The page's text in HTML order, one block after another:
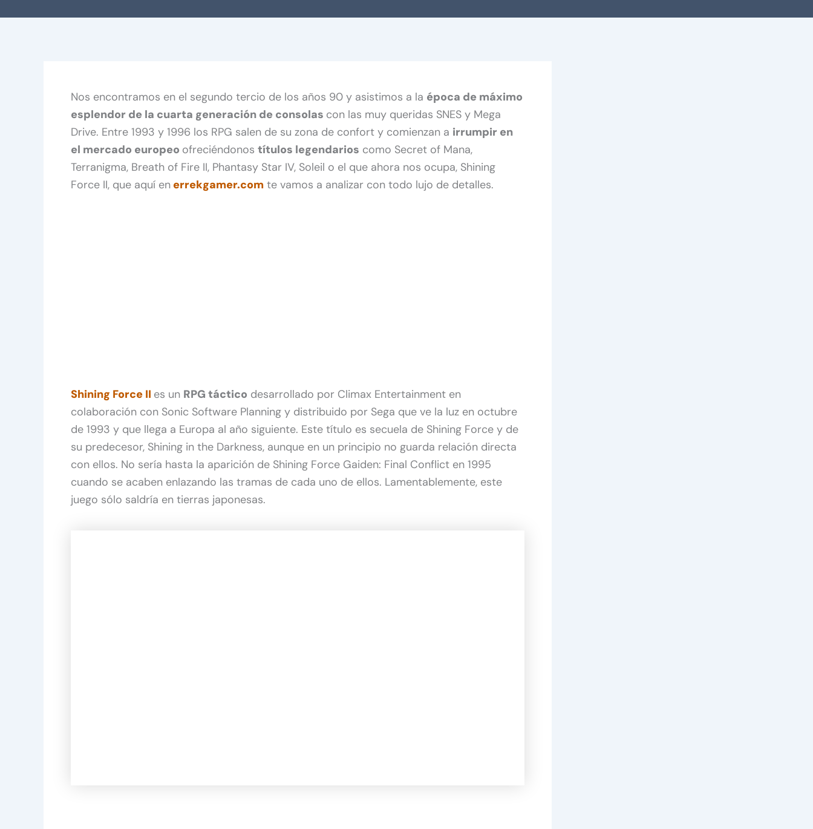
Nos encontramos en el segundo tercio de los años 90 y asistimos a la época de máximo
esplendor de la cuarta generación de consolas con las muy queridas SNES y Mega
Drive. Entre 1993 y 1996 los RPG salen de su zona de confort y comienzan a irrumpir en
el mercado europeo ofreciéndonos títulos legendarios como Secret of Mana,
Terranigma, Breath of Fire II, Phantasy Star IV, Soleil o el que ahora nos ocupa, Shining
Force II, que aquí en errekgamer.com te vamos a analizar con todo lujo de detalles.
Shining Force II es un RPG táctico desarrollado por Climax Entertainment en
colaboración con Sonic Software Planning y distribuido por Sega que ve la luz en octubre
de 1993 y que llega a Europa al año siguiente. Este título es secuela de Shining Force y de
su predecesor, Shining in the Darkness, aunque en un principio no guarda relación directa
con ellos. No sería hasta la aparición de Shining Force Gaiden: Final Conflict en 1995
cuando se acaben enlazando las tramas de cada uno de ellos. Lamentablemente, este
juego sólo saldría en tierras japonesas.